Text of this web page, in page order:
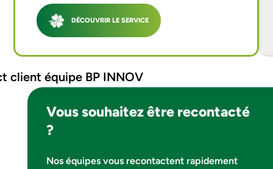
DÉCOUVRIR LE SERVICE
Vous souhaitez être recontacté
?
Nos équipes vous recontactent rapidement